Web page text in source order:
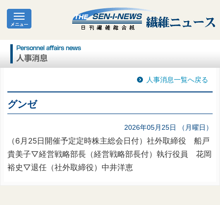
人事消息一覧へ戻る
グンゼ
2026年05月25日 （月曜日）
（6月25日開催予定定時株主総会日付）社外取締役 船戸
貴美子▽経営戦略部長（経営戦略部長付）執行役員 花岡
裕史▽退任（社外取締役）中井洋恵